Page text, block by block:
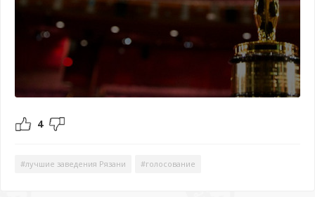
4
#лучшие заведения Рязани #голосование